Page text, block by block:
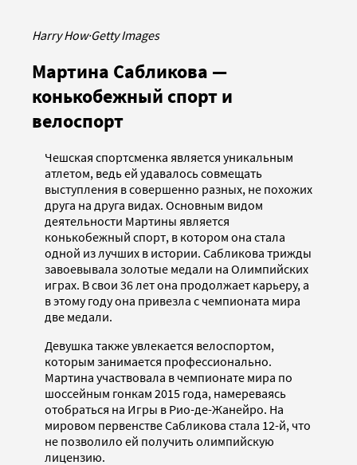
Harry How·Getty Images
Мартина Сабликова —
конькобежный спорт и
велоспорт
Чешская спортсменка является уникальным
атлетом, ведь ей удавалось совмещать
выступления в совершенно разных, не похожих
друга на друга видах. Основным видом
деятельности Мартины является
конькобежный спорт, в котором она стала
одной из лучших в истории. Сабликова трижды
завоевывала золотые медали на Олимпийских
играх. В свои 36 лет она продолжает карьеру, а
в этому году она привезла с чемпионата мира
две медали.
Девушка также увлекается велоспортом,
которым занимается профессионально.
Мартина участвовала в чемпионате мира по
шоссейным гонкам 2015 года, намереваясь
отобраться на Игры в Рио-де-Жанейро. На
мировом первенстве Сабликова стала 12-й, что
не позволило ей получить олимпийскую
лицензию.